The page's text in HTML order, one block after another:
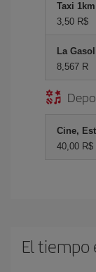
Taxi
3,50 R$
La
8,567 R
Cine,
40,00 R$
El tiempo